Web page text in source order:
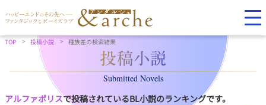
TOP 投稿小説 種族差の検索結果
Submitted Novels
アルファポリスで投稿されているBL小説のランキングです。